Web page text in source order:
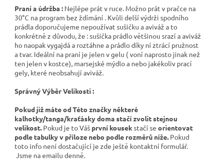
Praní a údržba : Nejlépe prát v ruce. Možno prát v pračce na
30°C na program bez ždímání . Kvůli delší výdrži spodního
prádla doporučujeme nepoužívat sušičku a aviváž a to
konkrétně z důvodu, že : sušička prádlo většinou srazí a aviváž
ho naopak vygajdá a roztáhne a prádlo díky ní ztrácí pružnost
a tvar. Ideální na praní je jelen v gelu ( voní naprosto jinak než
ten jelen v kostce), marsejské mýdlo a nebo jakékoliv prací
gely, které neobsahují aviváž.
Správný Výběr Velikosti :
Pokud již máte od Této značky některé
kalhotky/tanga/kraťásky doma stačí zvolit stejnou
velikost. Pokud je to Váš první kousekstačí se orientovat
podle tabulky v příloze nebo podle rozměrů níže. Pokud
toto info není dostačující je zde ještě kontaktní formulář.
Jsme na emailu denně.